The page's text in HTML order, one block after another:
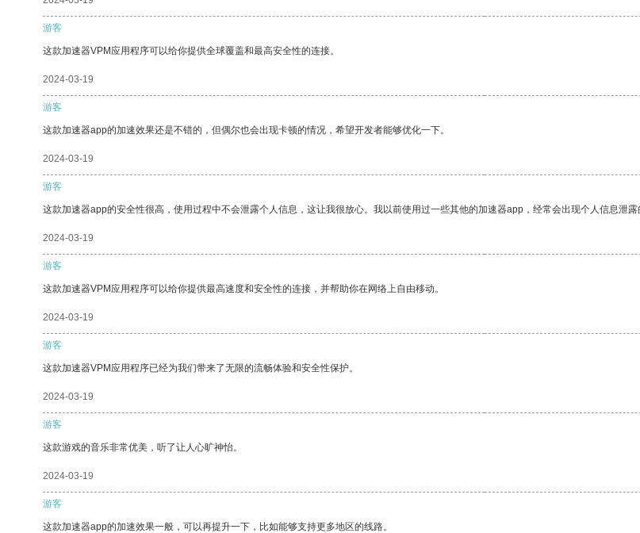
游客
这款加速器VPM应用程序可以给你提供全球覆盖和最高安全性的连接。
2024-03-19
游客
这款加速器app的加速效果还是不错的，但偶尔也会出现卡顿的情况，希望开发者能够优化一下。
2024-03-19
游客
这款加速器app的安全性很高，使用过程中不会泄露个人信息，这让我很放心。我以前使用过一些其他的加速器app，经常会出现个人信息泄露
2024-03-19
游客
这款加速器VPM应用程序可以给你提供最高速度和安全性的连接，并帮助你在网络上自由移动。
2024-03-19
游客
这款加速器VPM应用程序已经为我们带来了无限的流畅体验和安全性保护。
2024-03-19
游客
这款游戏的音乐非常优美，听了让人心旷神怡。
2024-03-19
游客
这款加速器app的加速效果一般，可以再提升一下，比如能够支持更多地区的线路。